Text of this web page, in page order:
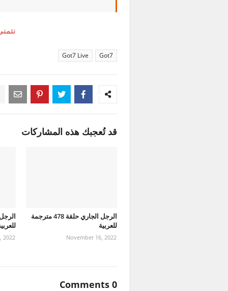
Got7
Got7 Live
قد تُعجبك هذه المشاركات
الرجل الجاري حلقة 478 مترجمة
للعربية
November 16, 2022
2022
0 Comments